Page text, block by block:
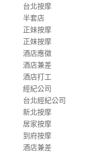
台北按摩
半套店
正妹按摩
正妹按摩
酒店應徵
酒店兼差
酒店打工
經紀公司
台北經紀公司
新北按摩
居家按摩
到府按摩
酒店兼差